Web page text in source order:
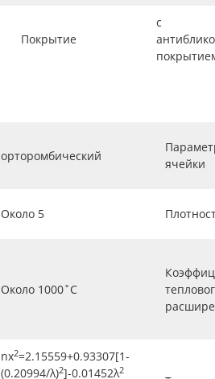
Покрытие
с
орторомбический
ячейки
Около 5
Около 1000˚С
nx2=2.15559+0.93307[1-
(0.20994/λ)2]-0.01452λ2